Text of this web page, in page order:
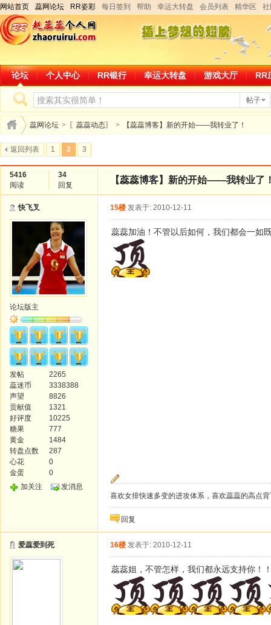
网站首页 蕊网论坛 RR姿彩 每日签到 帮助 幸运大转盘 会员列表 精华区
论坛 个人中心 RR银行 幸运大转盘 游戏大厅 RR
帖子
蕊网论坛 > 〖蕊蕊动态〗 > 【蕊蕊博客】新的开始——我转业了！
返回列表 1 2 3
5416
阅读
34
回复
【蕊蕊博客】新的开始——我转业了
快飞叉
论坛版主
发帖
2265
蕊迷币
3338388
声望
8826
贡献值
1321
好评度
10225
糖果
777
黄金
1484
转盘点数
287
心花
0
金蛋
0
加关注
发消息
15楼 发表于: 2010-12-11
蕊蕊加油！不管以后如何，我们都会一如
喜欢女排快速多变的进攻体系，喜欢蕊蕊的高点
回复
爱蕊爱到死 16楼 发表于: 2010-12-11
蕊蕊姐，不管怎样，我们都永远支持你！